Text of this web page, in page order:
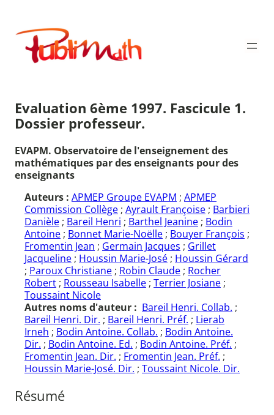
contenu
Publimath
Evaluation 6ème 1997. Fascicule 1.
Dossier professeur.
EVAPM. Observatoire de l'enseignement des
mathématiques par des enseignants pour des
enseignants
Auteurs : APMEP Groupe EVAPM ; APMEP
Commission Collège ; Ayrault Françoise ; Barbieri
Danièle ; Bareil Henri ; Barthel Jeanine ; Bodin
Antoine ; Bonnet Marie-Noëlle ; Bouyer François ;
Fromentin Jean ; Germain Jacques ; Grillet
Jacqueline ; Houssin Marie-José ; Houssin Gérard
; Paroux Christiane ; Robin Claude ; Rocher
Robert ; Rousseau Isabelle ; Terrier Josiane ;
Toussaint Nicole
Autres noms d'auteur : Bareil Henri. Collab. ;
Bareil Henri. Dir. ; Bareil Henri. Préf. ; Lierab
Irneh ; Bodin Antoine. Collab. ; Bodin Antoine.
Dir. ; Bodin Antoine. Ed. ; Bodin Antoine. Préf. ;
Fromentin Jean. Dir. ; Fromentin Jean. Préf. ;
Houssin Marie-José. Dir. ; Toussaint Nicole. Dir.
Résumé